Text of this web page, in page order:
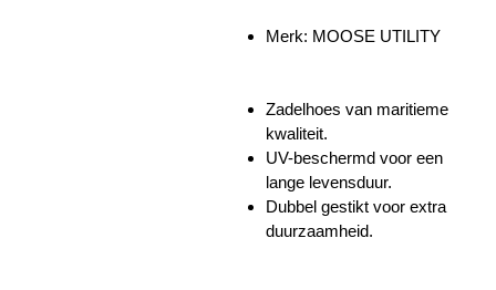
Merk: MOOSE UTILITY
Zadelhoes van maritieme
kwaliteit.
UV-beschermd voor een
lange levensduur.
Dubbel gestikt voor extra
duurzaamheid.